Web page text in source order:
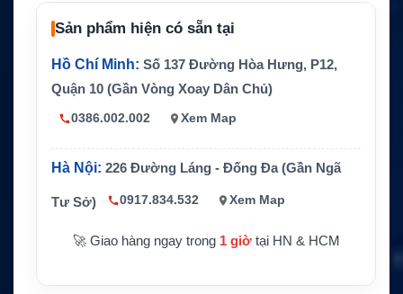
ome
Trọng lượng an
70.0 kg
Tần số thu RX 17.7 – 20.2 GHz
Tính năng nổi
Retrace dưới 1 giây, XCVR Ka-band 2
Sản phẩm hiện có sẵn tại
Hồ Chí Minh: Số 137 Đường Hòa Hưng, P12,
Quận 10 (Gần Vòng Xoay Dân Chủ)
0386.002.002 Xem Map
Hà Nội: 226 Đường Láng - Đống Đa (Gần Ngã
Tư Sở) 0917.834.532 Xem Map
🚀 Giao hàng ngay trong 1 giờtại HN & HCM